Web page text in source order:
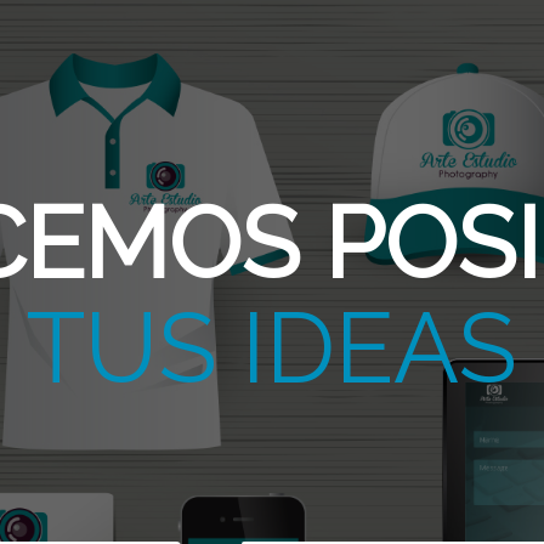
TUS IDEAS
LO VISIBLE